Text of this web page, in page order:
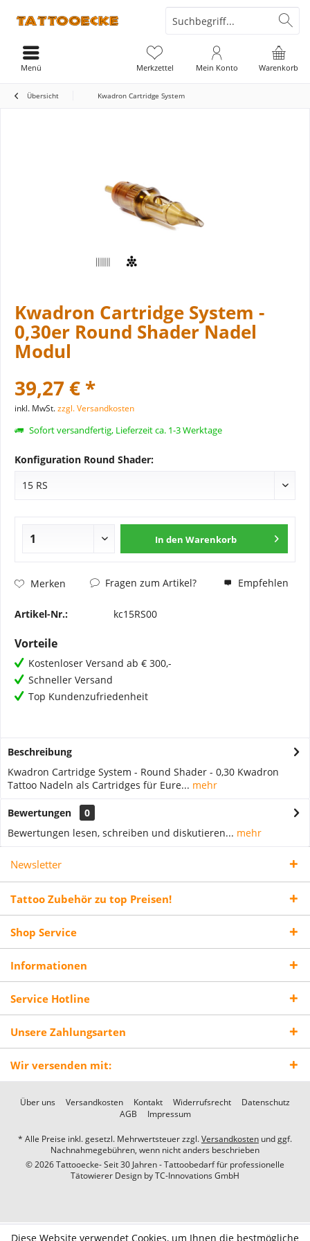
Warenkorb
Merkzettel Mein Konto
Menü
Übersicht Kwadron Cartridge System
Kwadron Cartridge System -
0,30er Round Shader Nadel
Modul
39,27 € *
inkl. MwSt.zzgl. Versandkosten
Sofort versandfertig, Lieferzeit ca. 1-3 Werktage
Konfiguration Round Shader:
In den Warenkorb
Merken Fragen zum Artikel? Empfehlen
Artikel-Nr.: kc15RS00
Vorteile
Kostenloser Versand ab € 300,-
Schneller Versand
Top Kundenzufriedenheit
Beschreibung
Kwadron Cartridge System - Round Shader - 0,30 Kwadron
Tattoo Nadeln als Cartridges für Eure... mehr
Bewertungen
0
Bewertungen lesen, schreiben und diskutieren... mehr
Newsletter
Tattoo Zubehör zu top Preisen!
Shop Service
Informationen
Service Hotline
Unsere Zahlungsarten
Wir versenden mit:
Über uns Versandkosten Kontakt Widerrufsrecht
Datenschutz
AGB
Impressum
* Alle Preise inkl. gesetzl. Mehrwertsteuer zzgl.Versandkosten und ggf.
Nachnahmegebühren, wenn nicht anders beschrieben
© 2026 Tattooecke- Seit 30 Jahren - Tattoobedarf für professionelle
Tätowierer Design byTC-Innovations GmbH
Diese Website verwendet Cookies, um Ihnen die bestmögliche